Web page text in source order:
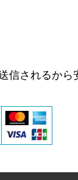
信されるから